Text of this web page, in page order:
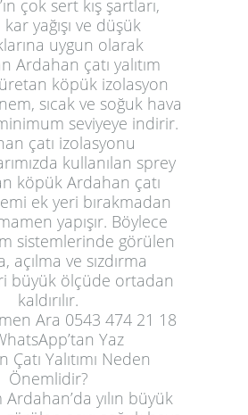
çok sert kış şartları,
yağışı ve düşük
uygun olarak
Ardahan çatı yalıtım
köpük izolasyon
sıcak ve soğuk hava
seviyeye indirir.
çatı izolasyonu
kullanılan sprey
köpük Ardahan çatı
ek yeri bırakmadan
yapışır. Böylece
sistemlerinde görülen
açılma ve sızdırma
büyük ölçüde ortadan
kaldırılır.
Ara 0543 474 21 18
Yaz
Çatı Yalıtımı Neden
Önemlidir?
Ardahan’da yılın büyük